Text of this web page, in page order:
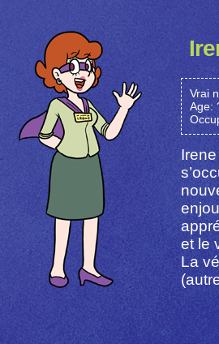
Vrai
Age:
et le
La